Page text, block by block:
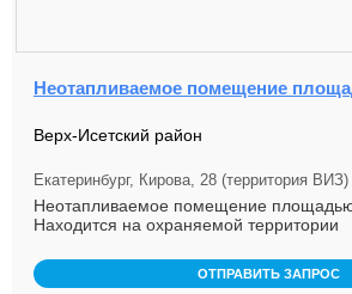
Неотапливаемое помещение
Верх-Исетский район
Екатеринбург, Кирова, 28 (территория ВИЗ)
Неотапливаемое помещение
Находится на охраняемой территории
ОТПРАВИТЬ ЗАПРОС